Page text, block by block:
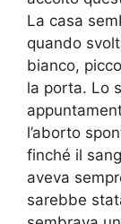
La casa
quando
bianco,
la porta. Lo
l’aborto
finché il
aveva
sarebbe